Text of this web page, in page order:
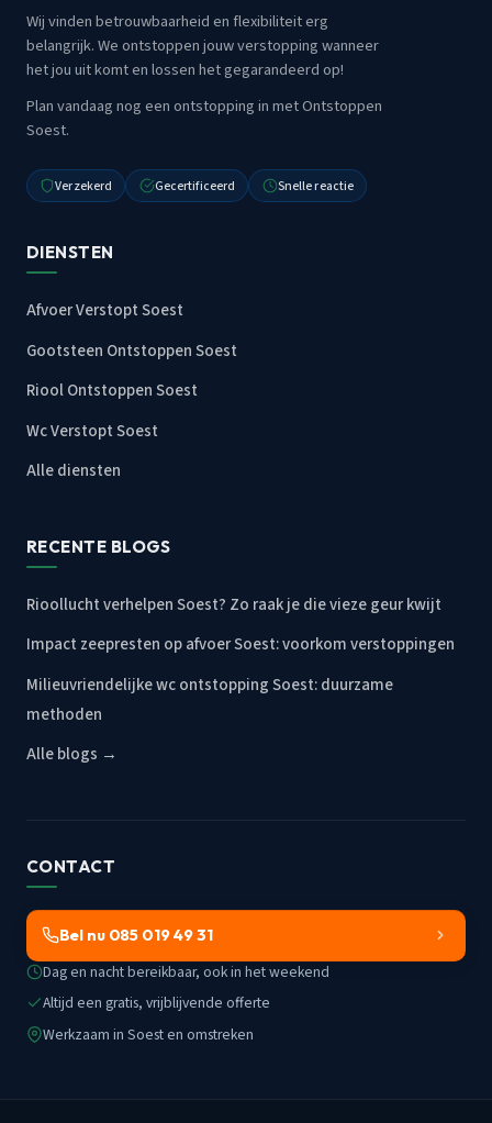
Wij vinden betrouwbaarheid en flexibiliteit erg
belangrijk. We ontstoppen jouw verstopping wanneer
het jou uit komt en lossen het gegarandeerd op!
Plan vandaag nog een ontstopping in met Ontstoppen
Soest.
Verzekerd Gecertificeerd Snelle reactie
DIENSTEN
Afvoer Verstopt Soest
Gootsteen Ontstoppen Soest
Riool Ontstoppen Soest
Wc Verstopt Soest
Alle diensten
RECENTE BLOGS
Rioollucht verhelpen Soest? Zo raak je die vieze geur kwijt
Impact zeepresten op afvoer Soest: voorkom verstoppingen
Milieuvriendelijke wc ontstopping Soest: duurzame
methoden
Alle blogs →
CONTACT
Bel nu 085 019 49 31
Dag en nacht bereikbaar, ook in het weekend
Altijd een gratis, vrijblijvende offerte
Werkzaam in Soest en omstreken